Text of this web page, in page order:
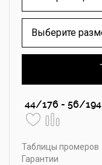
Выберите
44/176 - 56/194
Таблицы промеров
Гарантии